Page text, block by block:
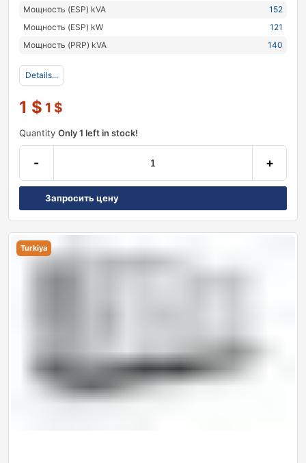
Мощность (ESP) kVA
152
Мощность (ESP) kW
121
Мощность (PRP) kVA
140
Details...
1 $ 1 $
Quantity Only 1 left in stock!
- +
Запросить цену
Turkiya